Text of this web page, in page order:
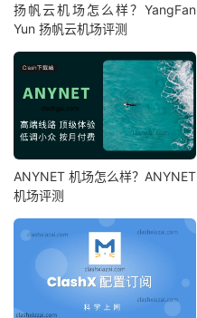
扬帆云机场怎么样？YangFan
Yun 扬帆云机场评测
ANYNET 机场怎么样？ANYNET
机场评测